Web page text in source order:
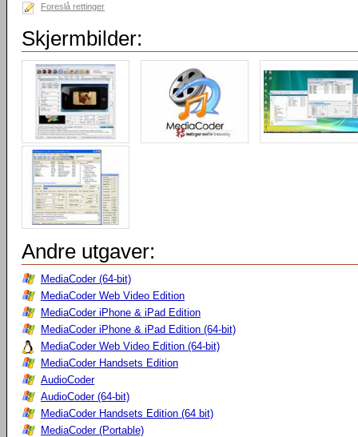
Foreslå rettinger
Skjermbilder:
Andre utgaver:
MediaCoder (64-bit)
MediaCoder Web Video Edition
MediaCoder iPhone & iPad Edition
MediaCoder iPhone & iPad Edition (64-bit)
MediaCoder Web Video Edition (64-bit)
MediaCoder Handsets Edition
AudioCoder
AudioCoder (64-bit)
MediaCoder Handsets Edition (64 bit)
MediaCoder (Portable)